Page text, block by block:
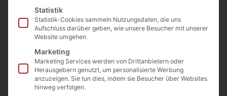
Enthält 7% MwSt. 7 % DE
4,99€/ 1 L)
zzgl.Versand
Nicht vorrätig
In die Wunschliste
Statistik
Statistik-Cookies sammeln Nutzungsdaten, die uns
Aufschluss darüber geben, wie unsere Besucher mit unserer
Website umgehen.
Marketing
Marketing Services werden von Drittanbietern oder
Herausgebern genutzt, um personalisierte Werbung
anzuzeigen. Sie tun dies, indem sie Besucher über Websites
hinweg verfolgen.